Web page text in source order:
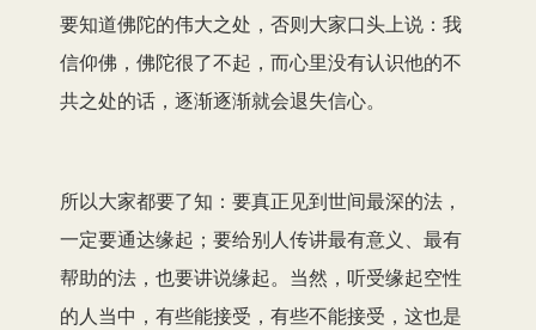
要知道佛陀的伟大之处，否则大家口头上说：我
信仰佛，佛陀很了不起，而心里没有认识他的不
共之处的话，逐渐逐渐就会退失信心。
所以大家都要了知：要真正见到世间最深的法，
一定要通达缘起；要给别人传讲最有意义、最有
帮助的法，也要讲说缘起。当然，听受缘起空性
的人当中，有些能接受，有些不能接受，这也是